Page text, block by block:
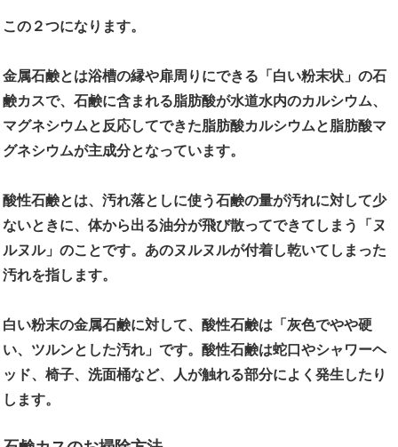
この２つになります。
金属石鹸とは浴槽の縁や扉周りにできる「白い粉末状」の石
鹸カスで、 石鹸に含まれる脂肪酸が水道水内のカルシウム、
マグネシウムと反応してできた脂肪酸カルシウムと脂肪酸マ
グネシウムが主成分となっています。
酸性石鹸とは、汚れ落としに使う石鹸の量が汚れに対して少
ないときに、体から出る油分が飛び散ってできてしまう「ヌ
ルヌル」のことです。あのヌルヌルが付着し乾いてしまった
汚れを指します。
白い粉末の金属石鹸に対して、酸性石鹸は「灰色でやや硬
い、ツルンとした汚れ」です。酸性石鹸は蛇口やシャワーヘ
ッド、椅子、洗面桶など、人が触れる部分によく発生したり
します。